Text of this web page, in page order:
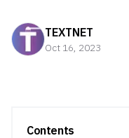
TEXTNET
Oct 16, 2023
Contents